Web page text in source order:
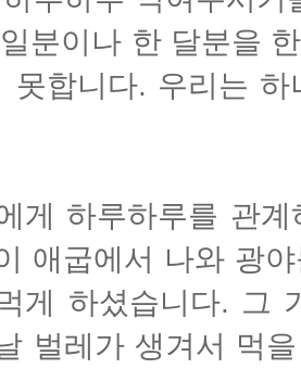
분이나 한 달분을
못합니다. 우리는
게 하루하루를 관
애굽에서 나와 광
게 하셨습니다. 그
벌레가 생겨서 먹